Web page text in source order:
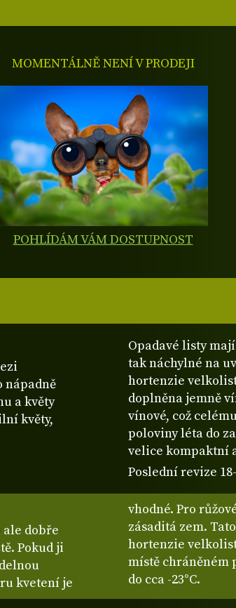
nápadně
a květy
květy,
Opadavé listy
tak náchylné na
hortenzie
doplněna jemně
vínové, což
poloviny léta do
velice kompaktní
Poslední revize
dobře
Pokud ji
kvetení je
vhodné. Pro
zásaditá zem.
hortenzie
místě chráněném
do cca -23°C.
MOMENTÁLNĚ NENÍ V PRODEJI
POHLÍDÁM VÁM DOSTUPNOST